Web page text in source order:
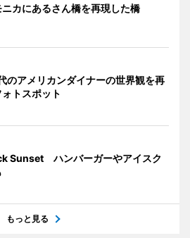
カにあるさん橋を再現した橋
のアメリカンダイナーの世界観を再
トスポット
Sunset ハンバーガーやアイスク
もっと見る